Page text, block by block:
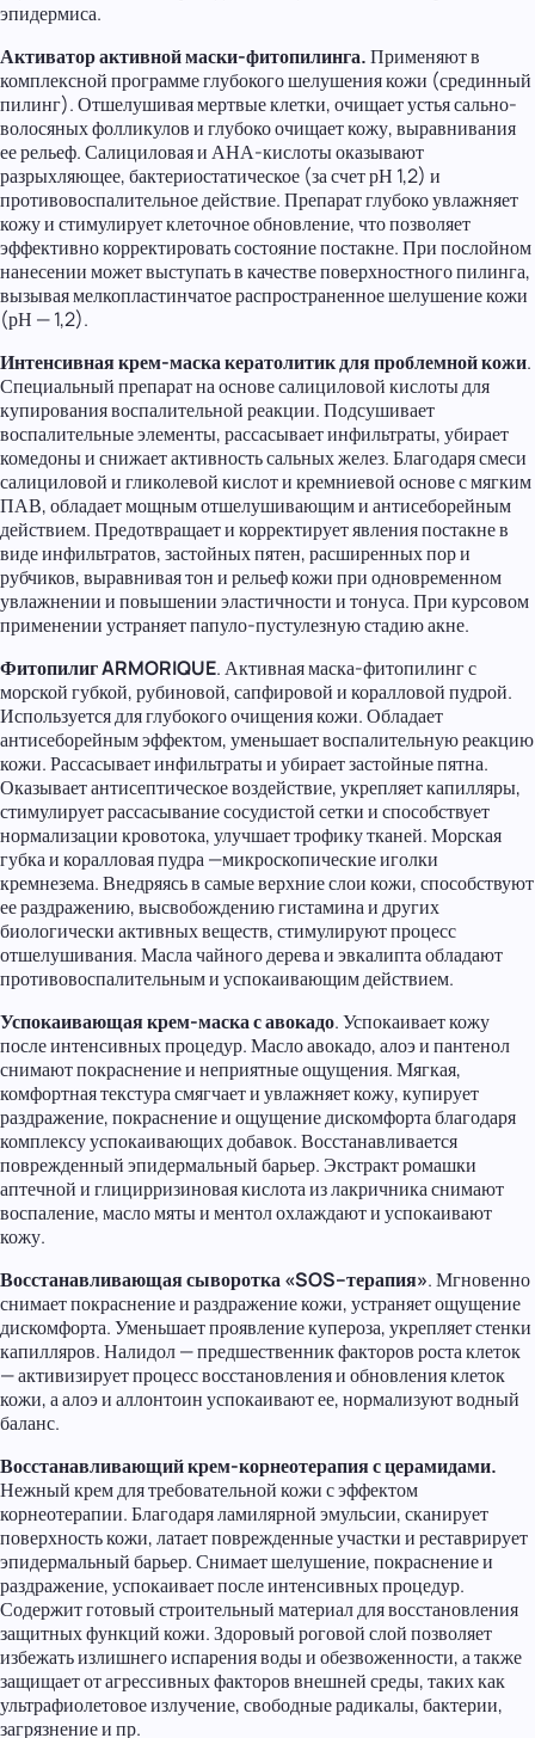
эпидермиса.
Активатор активной маски-фитопилинга.Применяют в
комплексной программе глубокого шелушения кожи (срединный
пилинг). Отшелушивая мертвые клетки, очищает устья сально-
волосяных фолликулов и глубоко очищает кожу, выравнивания
ее рельеф. Салициловая и АНА-кислоты оказывают
разрыхляющее, бактериостатическое (за счет рН 1,2) и
противовоспалительное действие. Препарат глубоко увлажняет
кожу и стимулирует клеточное обновление, что позволяет
эффективно корректировать состояние постакне. При послойном
нанесении может выступать в качестве поверхностного пилинга,
вызывая мелкопластинчатое распространенное шелушение кожи
(рН — 1,2).
Интенсивная крем-маска кератолитик для проблемной кожи.
Специальный препарат на основе салициловой кислоты для
купирования воспалительной реакции. Подсушивает
воспалительные элементы, рассасывает инфильтраты, убирает
комедоны и снижает активность сальных желез. Благодаря смеси
салициловой и гликолевой кислот и кремниевой основе с мягким
ПАВ, обладает мощным отшелушивающим и антисеборейным
действием. Предотвращает и корректирует явления постакне в
виде инфильтратов, застойных пятен, расширенных пор и
рубчиков, выравнивая тон и рельеф кожи при одновременном
увлажнении и повышении эластичности и тонуса. При курсовом
применении устраняет папуло-пустулезную стадию акне.
Фитопилиг ARMORIQUE. Активная маска-фитопилинг с
морской губкой, рубиновой, сапфировой и коралловой пудрой.
Используется для глубокого очищения кожи. Обладает
антисеборейным эффектом, уменьшает воспалительную реакцию
кожи. Рассасывает инфильтраты и убирает застойные пятна.
Оказывает антисептическое воздействие, укрепляет капилляры,
стимулирует рассасывание сосудистой сетки и способствует
нормализации кровотока, улучшает трофику тканей. Морская
губка и коралловая пудра —микроскопические иголки
кремнезема. Внедряясь в самые верхние слои кожи, способствуют
ее раздражению, высвобождению гистамина и других
биологически активных веществ, стимулируют процесс
отшелушивания. Масла чайного дерева и эвкалипта обладают
противовоспалительным и успокаивающим действием.
Успокаивающая крем-маска с авокадо. Успокаивает кожу
после интенсивных процедур. Масло авокадо, алоэ и пантенол
снимают покраснение и неприятные ощущения. Мягкая,
комфортная текстура смягчает и увлажняет кожу, купирует
раздражение, покраснение и ощущение дискомфорта благодаря
комплексу успокаивающих добавок. Восстанавливается
поврежденный эпидермальный барьер. Экстракт ромашки
аптечной и глицирризиновая кислота из лакричника снимают
воспаление, масло мяты и ментол охлаждают и успокаивают
кожу.
Восстанавливающая сыворотка «SOS–терапия». Мгновенно
снимает покраснение и раздражение кожи, устраняет ощущение
дискомфорта. Уменьшает проявление купероза, укрепляет стенки
капилляров. Налидол — предшественник факторов роста клеток
— активизирует процесс восстановления и обновления клеток
кожи, а алоэ и аллонтоин успокаивают ее, нормализуют водный
баланс.
Восстанавливающий крем-корнеотерапия с церамидами.
Нежный крем для требовательной кожи с эффектом
корнеотерапии. Благодаря ламилярной эмульсии, сканирует
поверхность кожи, латает поврежденные участки и реставрирует
эпидермальный барьер. Снимает шелушение, покраснение и
раздражение, успокаивает после интенсивных процедур.
Содержит готовый строительный материал для восстановления
защитных функций кожи. Здоровый роговой слой позволяет
избежать излишнего испарения воды и обезвоженности, а также
защищает от агрессивных факторов внешней среды, таких как
ультрафиолетовое излучение, свободные радикалы, бактерии,
загрязнение и пр.